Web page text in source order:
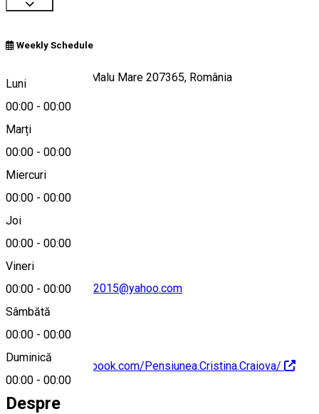
Weekly Schedule
Luni
00:00 - 00:00
Marți
00:00 - 00:00
Miercuri
00:00 - 00:00
Joi
00:00 - 00:00
Vineri
00:00 - 00:00
Sâmbătă
00:00 - 00:00
Duminică
00:00 - 00:00
strada frasinului, Malu Mare 207365, România
Hartă
pensiuneacristina2015@yahoo.com
https://www.facebook.com/Pensiunea.Cristina.Craiova/
Despre